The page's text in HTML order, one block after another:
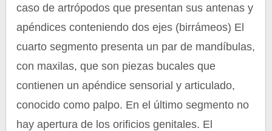
caso de artrópodos que presentan sus antenas y
apéndices conteniendo dos ejes (birrámeos) El
cuarto segmento presenta un par de mandíbulas,
con maxilas, que son piezas bucales que
contienen un apéndice sensorial y articulado,
conocido como palpo. En el último segmento no
hay apertura de los orificios genitales. El